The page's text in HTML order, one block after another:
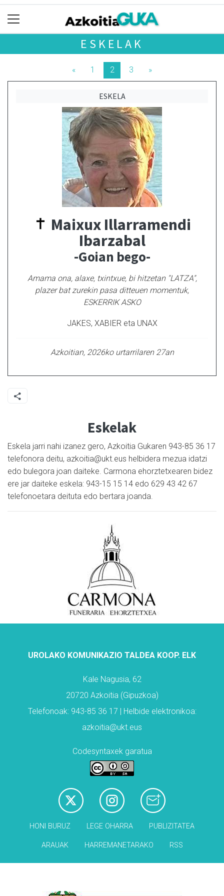
ESKELAK
« 1 2 3 »
ESKELA
Maixux Illarramendi
Ibarzabal
-Goian bego-
Amama ona, alaxe, txintxue, bi hitzetan "LATZA",
plazer bat zurekin pasa ditteuen momentuk,
ESKERRIK ASKO
JAKES, XABIER eta UNAX
Azkoitian, 2026ko urtarrilaren 27an
Eskelak
Eskela jarri nahi izanez gero, Azkoitia Gukaren 943-85 36 17
telefonora deitu, azkoitia@ukt.eus helbidera mezua idatzi
edo bulegora joan daiteke. Carmona ehorztetxearen bidez
ere jar daiteke eskela: 943-15 15 14 edo 629 43 42 67
telefonoetara deituta edo bertara joanda.
UROLAKO KOMUNIKAZIO TALDEA KOOP. ELK
Kale Nagusia, 62
20720 Azkoitia (Gipuzkoa)
Telefonoak: 943-85 36 17 | Helbide elektronikoa:
azkoitia@ukt.eus
Codesyntaxek garatua
HONI BURUZ LEGE OHARRA PUBLIZITATEA
ARAUAK HARREMANETARAKO RSS